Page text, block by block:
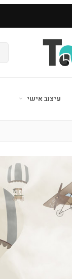
עיצוב אישי